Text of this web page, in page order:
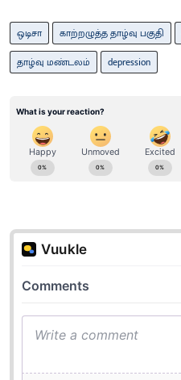
ஒடிசா காற்றழுத்த தாழ்வு பகுதி
தாழ்வு மண்டலம்
depression